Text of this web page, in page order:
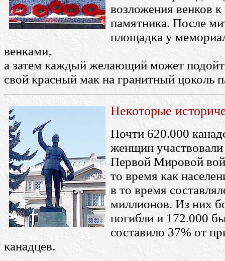
возложения венков
памятника. После
площадка у
венками,
а затем каждый желающий может
свой красный мак на гранитный цоколь
Некоторые
Почти 620.000
женщин
Первой Мировой
то время как
в то время
миллионов. Из них
погибли и 172.000
составило 37% от
канадцев.